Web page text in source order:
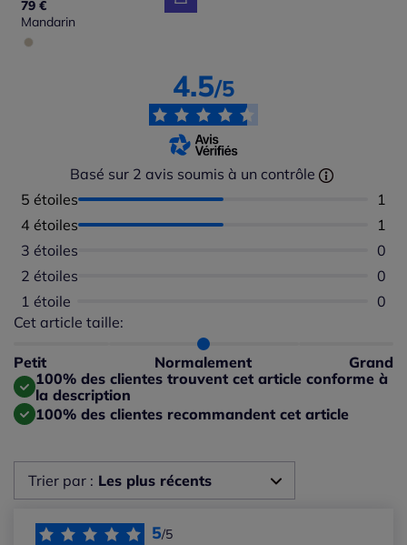
79 €
Mandarin
4.5/5
Basé sur 2 avis soumis à un contrôle
5 étoiles
1
4 étoiles
1
3 étoiles
0
2 étoiles
0
1 étoile
0
Cet article taille:
Petit Normalement Grand
Répartition du taillant selon les avis clients
Taille normalement : 100%
Taille grand : 0%
100% des clientes trouvent cet article conforme à
la description
100% des clientes recommandent cet article
Trier par : Les plus récents
Les plus récents 5/5